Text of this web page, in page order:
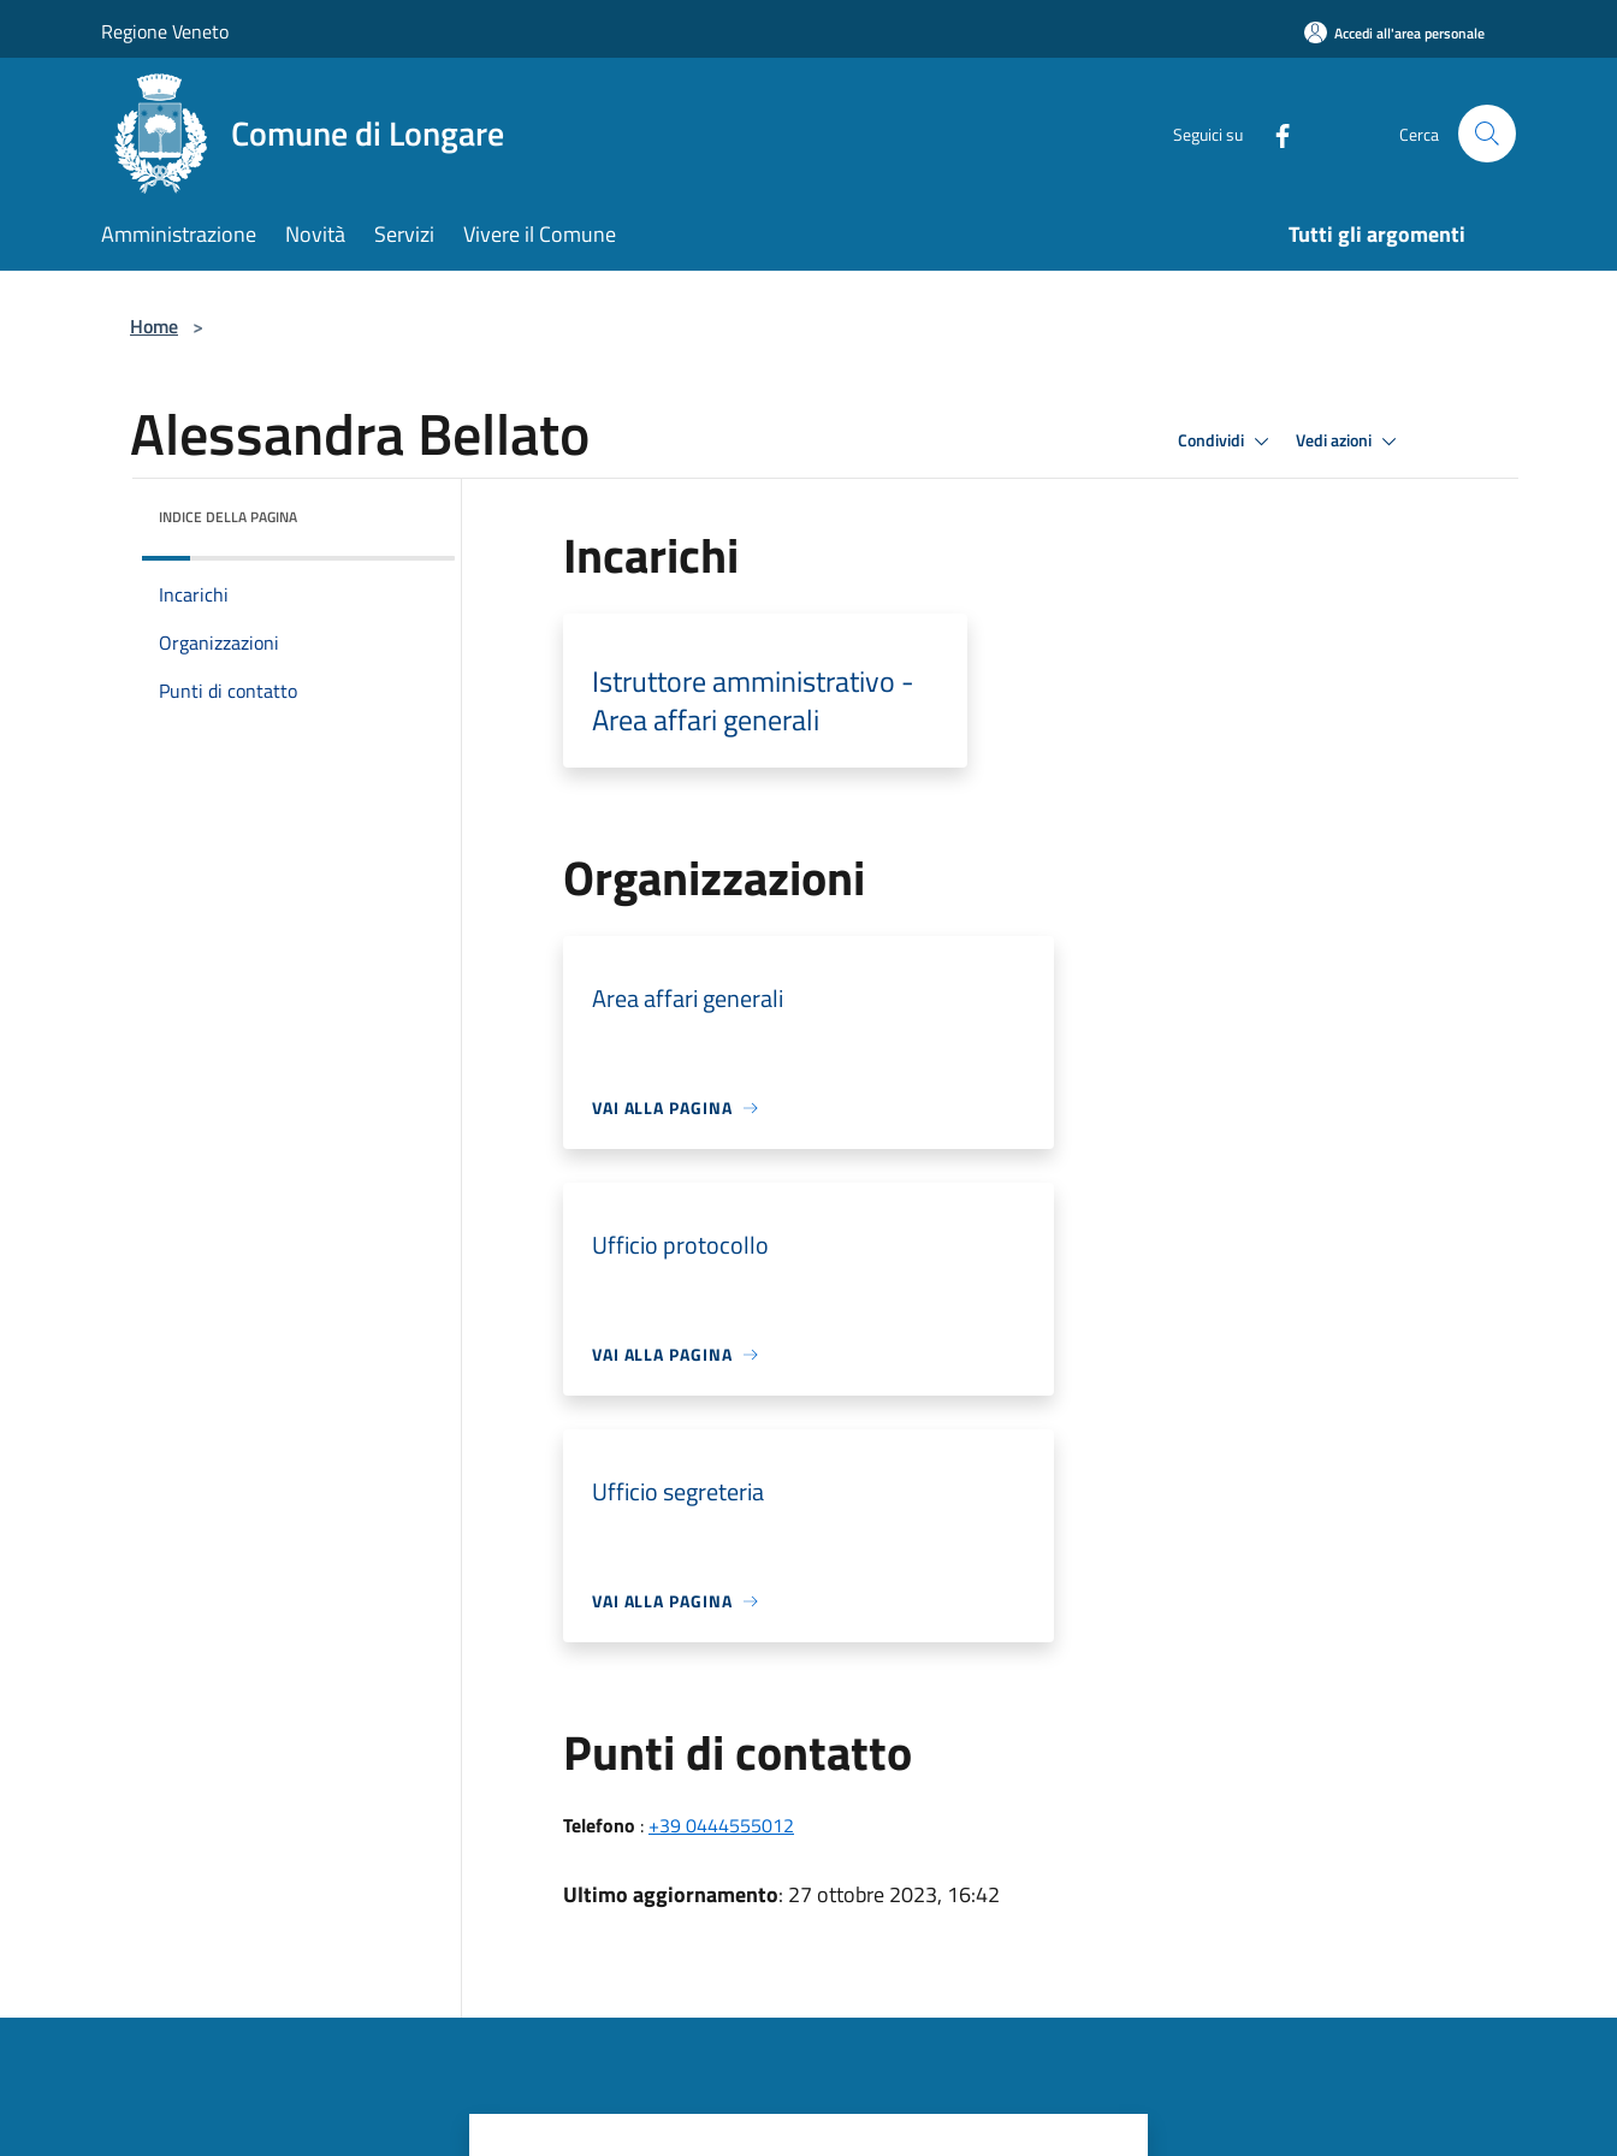
Regione Veneto Accedi all'area personale
Comune di Longare Seguici su Cerca
Amministrazione Novità Servizi Vivere il Comune Tutti gli argomenti
Home >
Alessandra Bellato Condividi Vedi azioni
INDICE DELLA PAGINA
Incarichi
Organizzazioni
Punti di contatto
Incarichi
Istruttore amministrativo -
Area affari generali
Organizzazioni
Area affari generali
VAI ALLA PAGINA
Ufficio protocollo
VAI ALLA PAGINA
Ufficio segreteria
VAI ALLA PAGINA
Punti di contatto
Telefono : +39 0444555012
Ultimo aggiornamento: 27 ottobre 2023, 16:42